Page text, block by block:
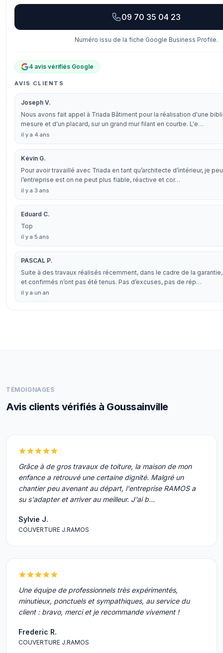
09 70 35 04 23
Numéro issu de la fiche Google Business Profile.
4 avis vérifiés Google
AVIS CLIENTS
Joseph V.
Nous avons fait appel à Triada Bâtiment pour la réalisation d'une
mesure et d'un placard, sur un grand mur filant en courbe. L'e…
il y a 4 ans
Kévin G.
Pour avoir travaillé avec Triada en tant qu’architecte d’intérieur, je
l’entreprise est on ne peut plus fiable, réactive et cor…
il y a 3 ans
Eduard C.
Top
il y a 5 ans
PASCAL P.
Suite à des travaux réalisés récemment, dans le cadre de la
et confirmés n’ont pas été tenus. Pas d’excuses, pas de rép…
il y a un an
TÉMOIGNAGES
Avis clients vérifiés à Goussainville
Grâce à de gros travaux de toiture, la maison de mon
enfance a retrouvé une certaine dignité. Malgré un
chantier peu avenant au départ, l'entreprise RAMOS a
su s'adapter et arriver au meilleur. J'ai b…
Sylvie J.
COUVERTURE J.RAMOS
Une équipe de professionnels très expérimentés,
minutieux, ponctuels et sympathiques, au service du
client : bravo, merci et je recommande vivement !
Frederic R.
COUVERTURE J.RAMOS